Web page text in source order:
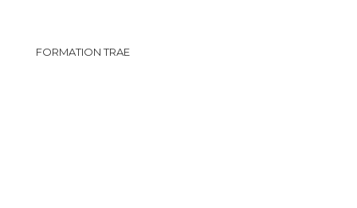
FORMATION TRAE